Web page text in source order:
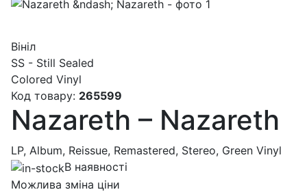
Вініл
SS - Still Sealed
Colored Vinyl
Код товару: 265599
Nazareth – Nazareth
LP, Album, Reissue, Remastered, Stereo, Green Vinyl
В наявності
Можлива зміна ціни